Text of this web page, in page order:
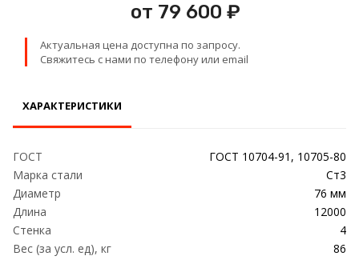
от 79 600 ₽
Актуальная цена доступна по запросу.
Свяжитесь с нами по телефону или email
ХАРАКТЕРИСТИКИ
ГОСТ
ГОСТ 10704-91, 10705-80
Марка стали
Ст3
Диаметр
76 мм
Длина
12000
Стенка
4
Вес (за усл. ед), кг
86